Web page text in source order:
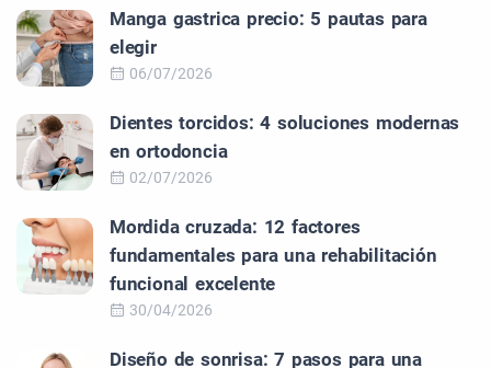
Manga gastrica precio: 5 pautas para
elegir
06/07/2026
Dientes torcidos: 4 soluciones modernas
en ortodoncia
02/07/2026
Mordida cruzada: 12 factores
fundamentales para una rehabilitación
funcional excelente
30/04/2026
Diseño de sonrisa: 7 pasos para una